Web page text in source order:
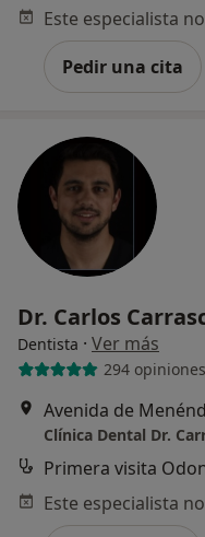
Pedir una cita
Dr. Carlos
Dentista · Ver más
294 opiniones
Clínica Dental Dr.
Primera visita